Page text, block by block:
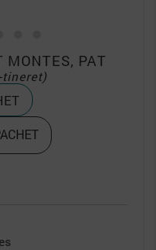
MONTES, PAT
tineret)
Montes